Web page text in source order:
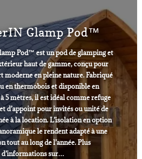
Glamp Pod™
Pod™ est un pod de glamping et
haut de gamme, conçu pour
en pleine nature. Fabriqué
en thermobois et disponible en
5 mètres, il est idéal comme refuge
d’appoint pour invités ou unité de
à la location. L’isolation en option
le rendent adapté à une
tout au long de l’année. Plus
d’informations sur…